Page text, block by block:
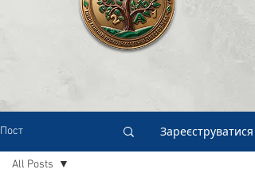
Пост Зареєструватися
All Posts